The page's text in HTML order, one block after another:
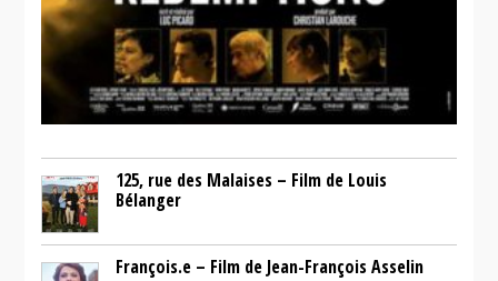
125, rue des Malaises – Film de Louis
Bélanger
François.e – Film de Jean-François Asselin